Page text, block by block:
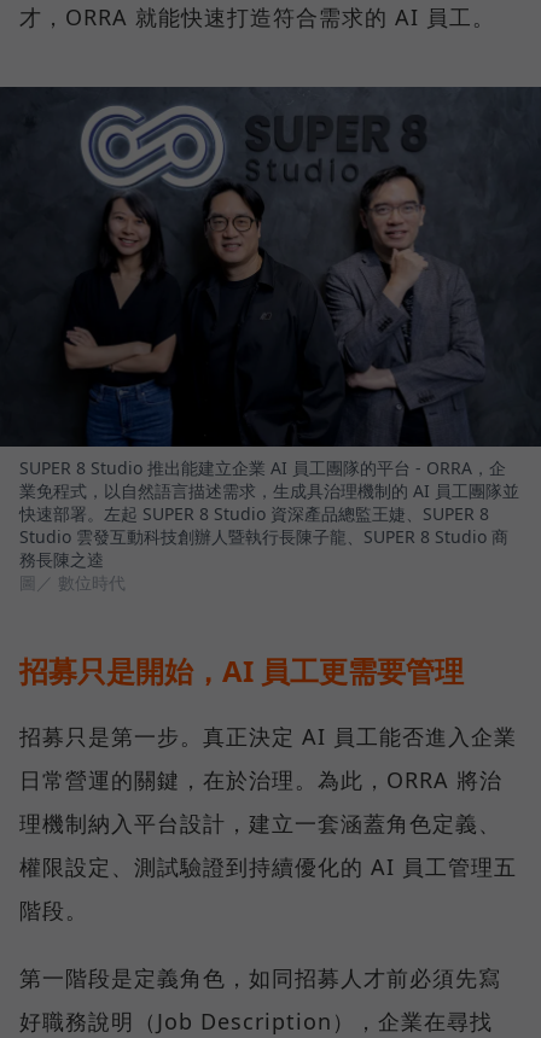
才，ORRA 就能快速打造符合需求的 AI 員工。
SUPER 8 Studio 推出能建立企業 AI 員工團隊的平台 - ORRA，企
業免程式，以自然語言描述需求，生成具治理機制的 AI 員工團隊並
快速部署。左起 SUPER 8 Studio 資深產品總監王婕、SUPER 8
Studio 雲發互動科技創辦人暨執行長陳子龍、SUPER 8 Studio 商
務長陳之逵
圖／ 數位時代
招募只是開始，AI 員工更需要管理
招募只是第一步。真正決定 AI 員工能否進入企業
日常營運的關鍵，在於治理。為此，ORRA 將治
理機制納入平台設計，建立一套涵蓋角色定義、
權限設定、測試驗證到持續優化的 AI 員工管理五
階段。
第一階段是定義角色，如同招募人才前必須先寫
好職務說明（Job Description），企業在尋找